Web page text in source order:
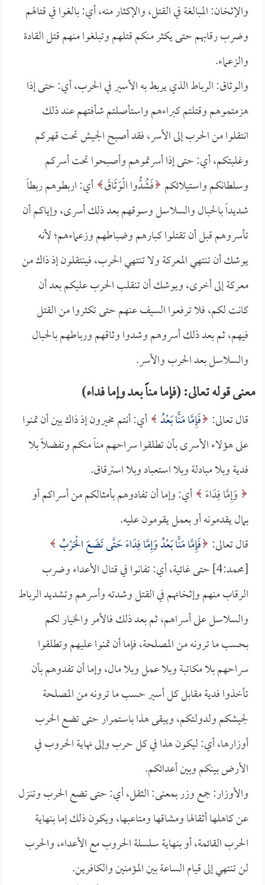
والإثخان: المبالغة في القتل، والإكثار منه، أي: بالغوا في قتالهم
وضرب رقابهم حتى يكثر منكم قتلهم وتبلغوا منهم قتل القادة
والزعماء.
والوثاق: الرباط الذي يربط به الأسير في الحرب، أي: حتى إذا
هزمتموهم وقتلتم كبراءهم واستأصلتم شأفتهم عند ذلك
انتقلوا من الحرب إلى الأسر، فقد أصبح الجيش تحت قهركم
وغلبتكم، أي: حتى إذا أسرتموهم وأصبحوا تحت أسركم
وسلطانكم واستيلائكم فَشُدُّوا الْوَثَاقَ أي: اربطوهم ربطاً
شديداً بالحبال والسلاسل وسوقهم بعد ذلك أسرى، وإياكم أن
تأسروهم قبل أن تقتلوا كبارهم وضباطهم وزعماءهم؛ لأنه
يوشك أن تنتهي المعركة ولا تنتهي الحرب، فينتقلون إذ ذاك من
معركة إلى أخرى، ويوشك أن تنقلب الحرب عليكم بعد أن
كانت لكم، فلا ترفعوا السيف عنهم حتى تكثروا من القتل
فيهم، ثم بعد ذلك أسروهم وشدوا وثاقهم ورباطهم بالحبال
والسلاسل بعد الحرب والأسر.
معنى قوله تعالى: (فإما مناً بعد وإما فداء)
قال تعالى: فَإِمَّا مَنًّا بَعْدُ أي: أنتم مخيرون إذ ذاك بين أن تمنوا
على هؤلاء الأسرى بأن تطلقوا سراحهم مناً منكم وتفضلاً بلا
فدية وبلا مبادلة وبلا استعباد وبلا استرقاق.
وَإِمَّا فِدَاءً أي: وإما أن تفادوهم بأمثالكم من أسراكم أو
بمال يقدمونه أو بعمل يقومون عليه.
قال تعالى: فَإِمَّا مَنًّا بَعْدُ وَإِمَّا فِدَاءً حَتَّى تَضَعَ الْحَرْبُ
[محمد:4] حتى غائية، أي: تفانوا في قتال الأعداء وضرب
الرقاب منهم وإثخانهم في القتل وشدته وأسرهم وتشديد الرباط
والسلاسل على أسراهم، ثم بعد ذلك فالأمر والخيار لكم
بحسب ما ترونه من المصلحة، فإما أن تمنوا عليهم وتطلقوا
سراحهم بلا مكاتبة وبلا عمل وبلا مال، وإما أن تفدوهم بأن
تأخذوا فدية مقابل كل أسير حسب ما ترونه من المصلحة
لجيشكم ولدولتكم، ويبقى هذا باستمرار حتى تضع الحرب
أوزارها، أي: ليكون هذا في كل حرب وإلى نهاية الحروب في
الأرض بينكم وبين أعدائكم.
والأوزار: جمع وزر بمعنى: الثقل، أي: حتى تضع الحرب وتنزل
عن كاهلها أثقالها ومشاقها ومتاعبها، ويكون ذلك إما بنهاية
الحرب القائمة، أو بنهاية سلسلة الحروب مع الأعداء، والحرب
لن تنتهي إلى قيام الساعة بين المؤمنين والكافرين.